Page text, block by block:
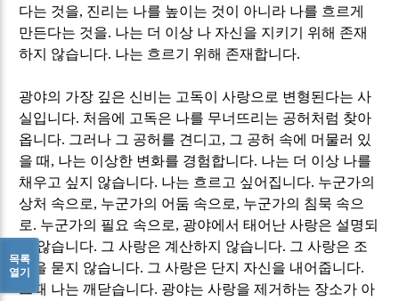
다는 것을, 진리는 나를 높이는 것이 아니라 나를 흐르게
만든다는 것을. 나는 더 이상 나 자신을 지키기 위해 존재
하지 않습니다. 나는 흐르기 위해 존재합니다.
광야의 가장 깊은 신비는 고독이 사랑으로 변형된다는 사
실입니다. 처음에 고독은 나를 무너뜨리는 공허처럼 찾아
옵니다. 그러나 그 공허를 견디고, 그 공허 속에 머물러 있
을 때 , 나는 이상한 변화를 경험합니다. 나는 더 이상 나를
채우고 싶지 않습니다. 나는 흐르고 싶어집니다. 누군가의
상처 속으로, 누군가의 어둠 속으로, 누군가의 침묵 속으
로. 누군가의 필요 속으로, 광야에서 태어난 사랑은 설명되
지 않습니다. 그 사랑은 계산하지 않습니다. 그 사랑은 조
건을 묻지 않습니다. 그 사랑은 단지 자신을 내어줍니다.
그때 나는 깨닫습니다. 광야는 사랑을 제거하는 장소가 아
목록
열기